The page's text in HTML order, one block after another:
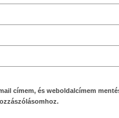
címem, és weboldalcímem